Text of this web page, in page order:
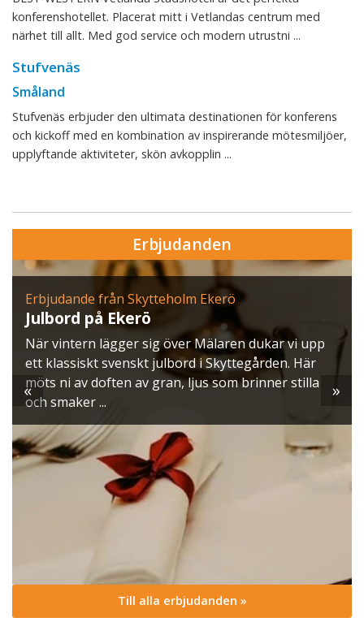
konferenshotellet. Placerat mitt i Vetlandas centrum med
närhet till allt. Med god service och modern utrustni ...
Stufvenäs
Småland
Stufvenäs erbjuder den ultimata destinationen för konferens
och kickoff med en kombination av inspirerande mötesmiljöer,
upplyftande aktiviteter, skön avkopplin ...
Erbjudanden
Erbjudande från Skytteholm Ekerö
Julbord på Ekerö
När vintern lägger sig över Mälaren dukar vi upp
ett klassiskt svenskt julbord i Skyttegården. Här
möts ni av doften av gran, ljus som brinner stilla
och smaker ...
« »
Till alla erbjudanden »